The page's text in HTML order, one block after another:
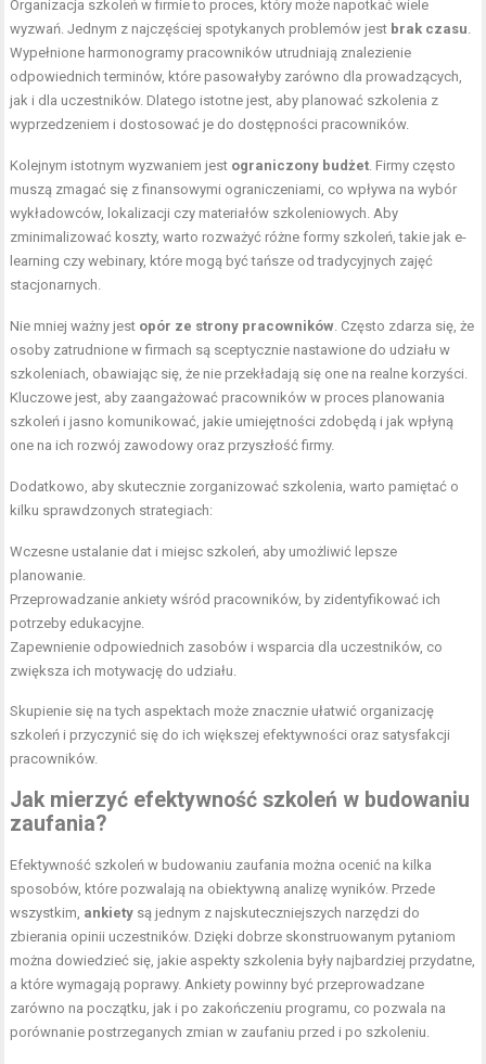
Organizacja szkoleń w firmie to proces, który może napotkać wiele
wyzwań. Jednym z najczęściej spotykanych problemów jest brak czasu.
Wypełnione harmonogramy pracowników utrudniają znalezienie
odpowiednich terminów, które pasowałyby zarówno dla prowadzących,
jak i dla uczestników. Dlatego istotne jest, aby planować szkolenia z
wyprzedzeniem i dostosować je do dostępności pracowników.
Kolejnym istotnym wyzwaniem jest ograniczony budżet. Firmy często
muszą zmagać się z finansowymi ograniczeniami, co wpływa na wybór
wykładowców, lokalizacji czy materiałów szkoleniowych. Aby
zminimalizować koszty, warto rozważyć różne formy szkoleń, takie jak e-
learning czy webinary, które mogą być tańsze od tradycyjnych zajęć
stacjonarnych.
Nie mniej ważny jest opór ze strony pracowników. Często zdarza się, że
osoby zatrudnione w firmach są sceptycznie nastawione do udziału w
szkoleniach, obawiając się, że nie przekładają się one na realne korzyści.
Kluczowe jest, aby zaangażować pracowników w proces planowania
szkoleń i jasno komunikować, jakie umiejętności zdobędą i jak wpłyną
one na ich rozwój zawodowy oraz przyszłość firmy.
Dodatkowo, aby skutecznie zorganizować szkolenia, warto pamiętać o
kilku sprawdzonych strategiach:
Wczesne ustalanie dat i miejsc szkoleń, aby umożliwić lepsze
planowanie.
Przeprowadzanie ankiety wśród pracowników, by zidentyfikować ich
potrzeby edukacyjne.
Zapewnienie odpowiednich zasobów i wsparcia dla uczestników, co
zwiększa ich motywację do udziału.
Skupienie się na tych aspektach może znacznie ułatwić organizację
szkoleń i przyczynić się do ich większej efektywności oraz satysfakcji
pracowników.
Jak mierzyć efektywność szkoleń w budowaniu
zaufania?
Efektywność szkoleń w budowaniu zaufania można ocenić na kilka
sposobów, które pozwalają na obiektywną analizę wyników. Przede
wszystkim, ankiety są jednym z najskuteczniejszych narzędzi do
zbierania opinii uczestników. Dzięki dobrze skonstruowanym pytaniom
można dowiedzieć się, jakie aspekty szkolenia były najbardziej przydatne,
a które wymagają poprawy. Ankiety powinny być przeprowadzane
zarówno na początku, jak i po zakończeniu programu, co pozwala na
porównanie postrzeganych zmian w zaufaniu przed i po szkoleniu.